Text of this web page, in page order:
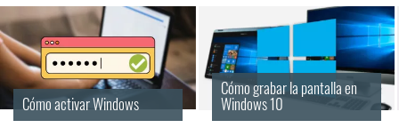
Cómo activar Windows
Cómo grabar la pantalla en
Windows 10